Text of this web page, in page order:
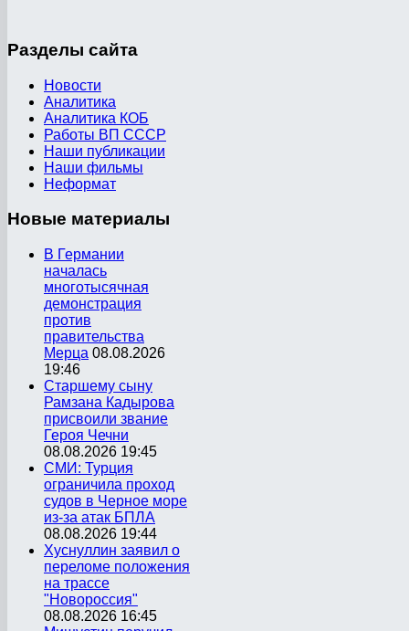
Разделы сайта
Новости
Аналитика
Аналитика КОБ
Работы ВП СССР
Наши публикации
Наши фильмы
Неформат
Новые материалы
В Германии
началась
многотысячная
демонстрация
против
правительства
Мерца 08.08.2026
19:46
Старшему сыну
Рамзана Кадырова
присвоили звание
Героя Чечни
08.08.2026 19:45
СМИ: Турция
ограничила проход
судов в Черное море
из-за атак БПЛА
08.08.2026 19:44
Хуснуллин заявил о
переломе положения
на трассе
"Новороссия"
08.08.2026 16:45